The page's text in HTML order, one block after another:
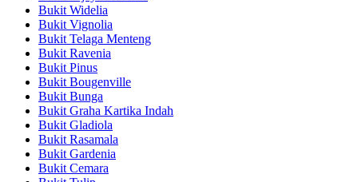
Bukit Widelia
Bukit Vignolia
Bukit Telaga Menteng
Bukit Ravenia
Bukit Pinus
Bukit Bougenville
Bukit Bunga
Bukit Graha Kartika Indah
Bukit Gladiola
Bukit Rasamala
Bukit Gardenia
Bukit Cemara